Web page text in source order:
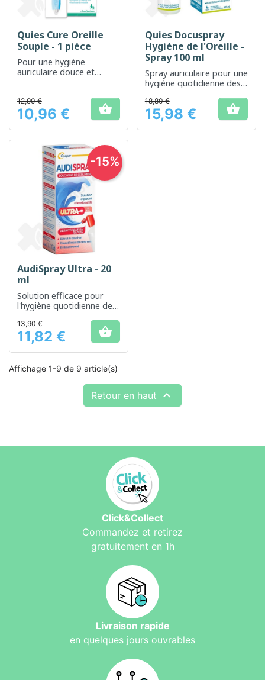
Quies Cure Oreille
Souple - 1 pièce
Pour une hygiène
auriculaire douce et
Prix
12,90 €
10,96 € 
Quies Docuspray
Hygiène de l'Oreille -
Spray 100 ml
Spray auriculaire pour une
hygiène quotidienne des
Prix
18,80 €
15,98 € 
AudiSpray Ultra - 20
ml
Solution efficace pour
l'hygiène quotidienne des
Prix
13,90 €
11,82 € 
-15%
Affichage 1-9 de 9 article(s)
Retour en haut 
Click&Collect
Commandez et retirez
gratuitement en 1h
Livraison rapide
en quelques jours ouvrables